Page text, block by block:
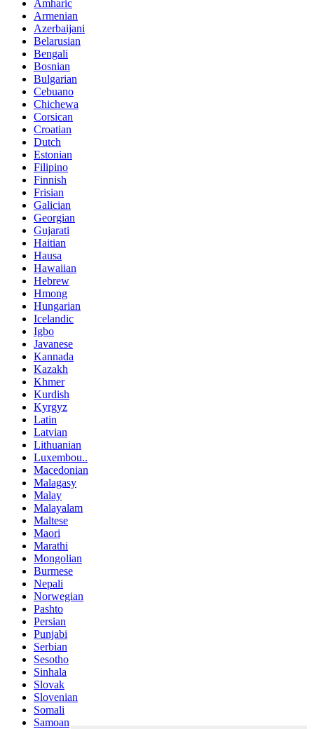
Amharic
Armenian
Azerbaijani
Belarusian
Bengali
Bosnian
Bulgarian
Cebuano
Chichewa
Corsican
Croatian
Dutch
Estonian
Filipino
Finnish
Frisian
Galician
Georgian
Gujarati
Haitian
Hausa
Hawaiian
Hebrew
Hmong
Hungarian
Icelandic
Igbo
Javanese
Kannada
Kazakh
Khmer
Kurdish
Kyrgyz
Latin
Latvian
Lithuanian
Luxembou..
Macedonian
Malagasy
Malay
Malayalam
Maltese
Maori
Marathi
Mongolian
Burmese
Nepali
Norwegian
Pashto
Persian
Punjabi
Serbian
Sesotho
Sinhala
Slovak
Slovenian
Somali
Samoan